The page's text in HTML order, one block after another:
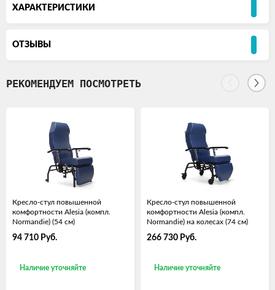
ХАРАКТЕРИСТИКИ
ОТЗЫВЫ
РЕКОМЕНДУЕМ ПОСМОТРЕТЬ
Кресло-стул повышенной
комфортности Alesia (компл.
Normandie) (54 см)
94 710 Руб.
Наличие уточняйте
Кресло-стул повышенной
комфортности Alesia (компл.
Normandie) на колесах (74 см)
266 730 Руб.
Наличие уточняйте